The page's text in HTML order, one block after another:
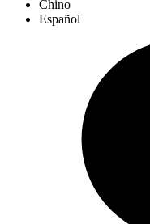
Chino
Español